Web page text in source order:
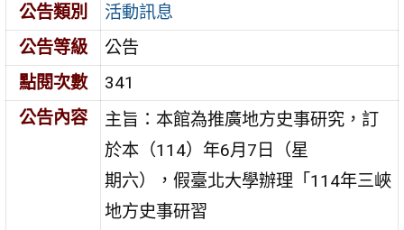
公告類別
活動訊息
公告等級
公告
點閱次數
341
公告內容
主旨：本館為推廣地方史事研究，訂
於本（114）年6月7日（星
期六），假臺北大學辦理「114年三峽
地方史事研習